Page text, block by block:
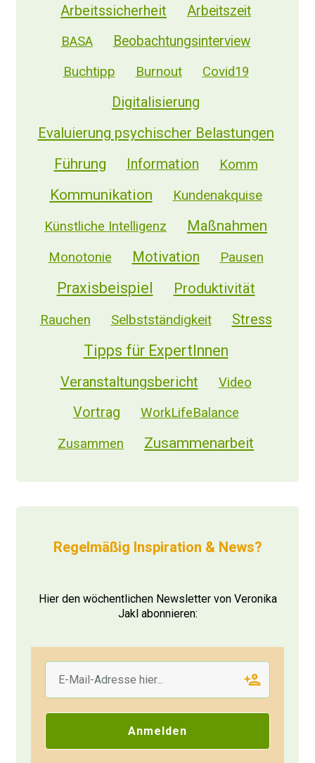
Arbeitssicherheit
Arbeitszeit
BASA
Beobachtungsinterview
Buchtipp
Burnout Covid19
Digitalisierung
Evaluierung psychischer Belastungen
Führung
Information Komm
Kommunikation Kundenakquise
Künstliche Intelligenz Maßnahmen
Monotonie Motivation Pausen
Praxisbeispiel Produktivität
Rauchen Selbstständigkeit Stress
Tipps für ExpertInnen
Veranstaltungsbericht Video
Vortrag
WorkLifeBalance
Zusammen
Zusammenarbeit
Regelmäßig Inspiration & News?
Hier den wöchentlichen Newsletter von Veronika
Jakl abonnieren:
Anmelden